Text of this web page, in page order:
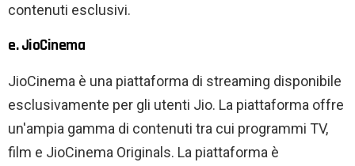
contenuti esclusivi.
e. JioCinema
JioCinema è una piattaforma di streaming disponibile
esclusivamente per gli utenti Jio. La piattaforma offre
un'ampia gamma di contenuti tra cui programmi TV,
film e JioCinema Originals. La piattaforma è